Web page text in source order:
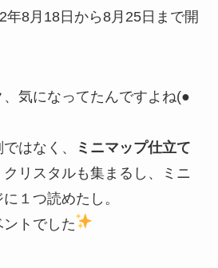
年8月18日から8月25日まで開
気になってたんですよね(●
はなく、
ミニマップ仕立て
リスタルも集まるし、ミニ
１つ読めたし。
トでした